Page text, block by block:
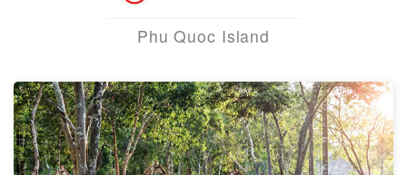
Phu Quoc Island